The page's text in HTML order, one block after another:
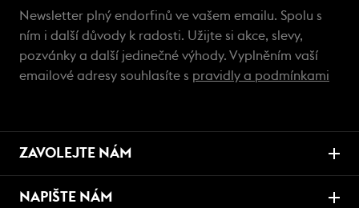
Newsletter plný endorfinů ve vašem emailu. Spolu s
ním i další důvody k radosti. Užijte si akce, slevy,
pozvánky a další jedinečné výhody. Vyplněním vaší
emailové adresy souhlasíte s pravidly a podmínkami
ZAVOLEJTE NÁM
NAPIŠTE NÁM